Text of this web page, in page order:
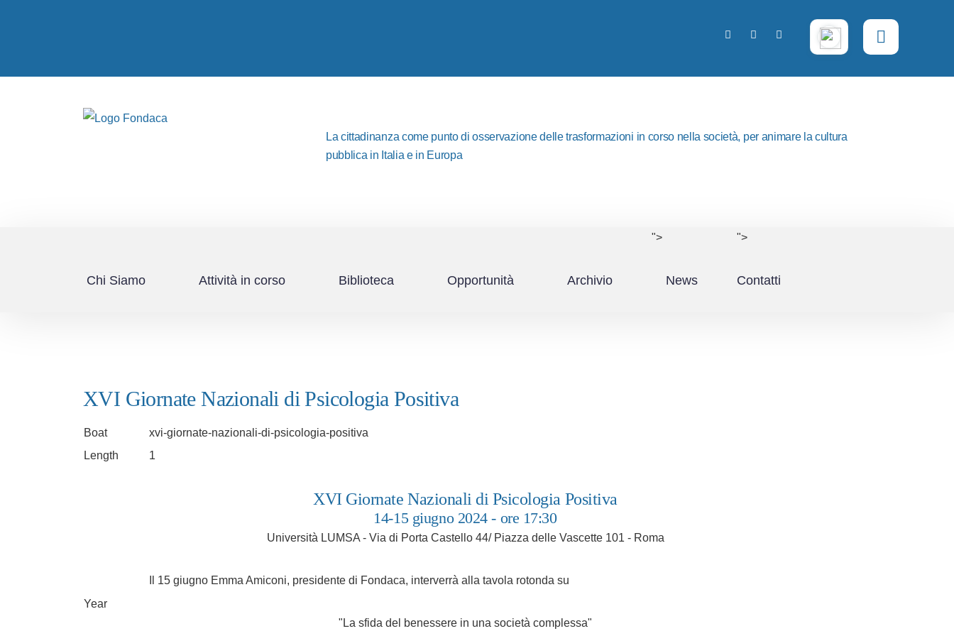
La cittadinanza come punto di osservazione delle trasformazioni in corso nella società, per animare la cultura
pubblica in Italia e in Europa
Chi Siamo Attività in corso Biblioteca Opportunità Archivio
">
News
">
Contatti
XVI Giornate Nazionali di Psicologia Positiva
Boat
xvi-giornate-nazionali-di-psicologia-positiva
Length
1
Year
XVI Giornate Nazionali di Psicologia Positiva
14-15 giugno 2024 - ore 17:30
Università LUMSA - Via di Porta Castello 44/ Piazza delle Vascette 101 - Roma
Il 15 giugno Emma Amiconi, presidente di Fondaca, interverrà alla tavola rotonda su
"La sfida del benessere in una società complessa"